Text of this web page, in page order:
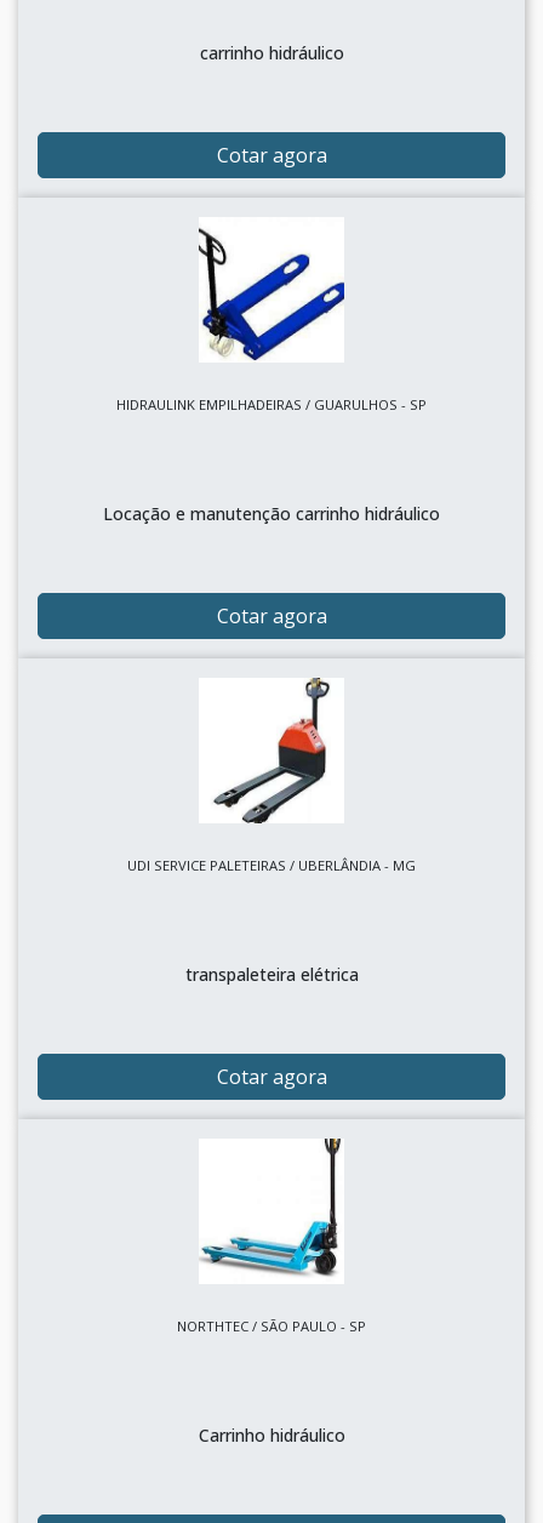
carrinho hidráulico
Cotar agora
HIDRAULINK EMPILHADEIRAS / GUARULHOS - SP
Locação e manutenção carrinho hidráulico
Cotar agora
UDI SERVICE PALETEIRAS / UBERLÂNDIA - MG
transpaleteira elétrica
Cotar agora
NORTHTEC / SÃO PAULO - SP
Carrinho hidráulico